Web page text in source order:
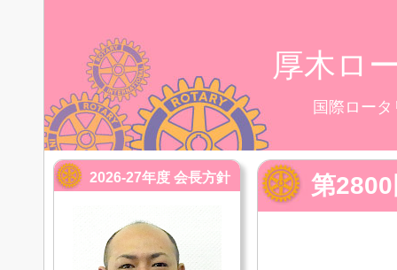
厚木ロ
国際ロー
第
2026-27年度 会長方針